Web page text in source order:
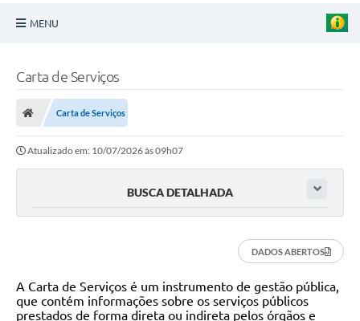
MENU
Turismo
Transparência
Legislação
Procuradoria Jurídica - Consultoria Administrativa
Serviços da Secretaria Municipal de Fazenda
Carta de Serviços
Carta de Serviços
Atualizado em: 10/07/2026 às 09h07
BUSCA DETALHADA
DADOS ABERTOS
A Carta de Serviços é um instrumento de gestão pública,
que contém informações sobre os serviços públicos
prestados de forma direta ou indireta pelos órgãos e